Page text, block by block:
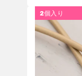
2個入り